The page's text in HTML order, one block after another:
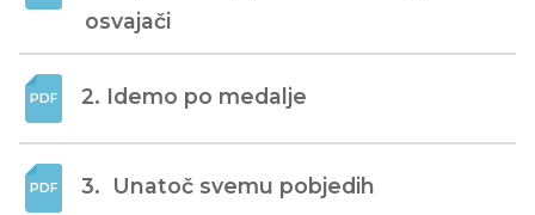
osvajači
2. Idemo po medalje
3.  Unatoč svemu pobjedih